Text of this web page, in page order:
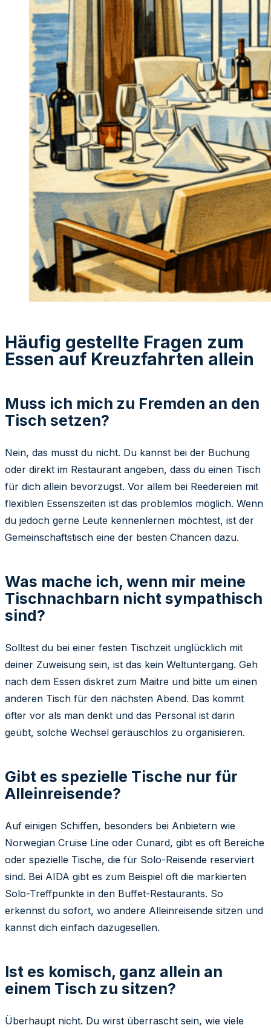
Häufig gestellte Fragen zum
Essen auf Kreuzfahrten allein
Muss ich mich zu Fremden an den
Tisch setzen?
Nein, das musst du nicht. Du kannst bei der Buchung
oder direkt im Restaurant angeben, dass du einen Tisch
für dich allein bevorzugst. Vor allem bei Reedereien mit
flexiblen Essenszeiten ist das problemlos möglich. Wenn
du jedoch gerne Leute kennenlernen möchtest, ist der
Gemeinschaftstisch eine der besten Chancen dazu.
Was mache ich, wenn mir meine
Tischnachbarn nicht sympathisch
sind?
Solltest du bei einer festen Tischzeit unglücklich mit
deiner Zuweisung sein, ist das kein Weltuntergang. Geh
nach dem Essen diskret zum Maitre und bitte um einen
anderen Tisch für den nächsten Abend. Das kommt
öfter vor als man denkt und das Personal ist darin
geübt, solche Wechsel geräuschlos zu organisieren.
Gibt es spezielle Tische nur für
Alleinreisende?
Auf einigen Schiffen, besonders bei Anbietern wie
Norwegian Cruise Line oder Cunard, gibt es oft Bereiche
oder spezielle Tische, die für Solo-Reisende reserviert
sind. Bei AIDA gibt es zum Beispiel oft die markierten
Solo-Treffpunkte in den Buffet-Restaurants. So
erkennst du sofort, wo andere Alleinreisende sitzen und
kannst dich einfach dazugesellen.
Ist es komisch, ganz allein an
einem Tisch zu sitzen?
Überhaupt nicht. Du wirst überrascht sein, wie viele